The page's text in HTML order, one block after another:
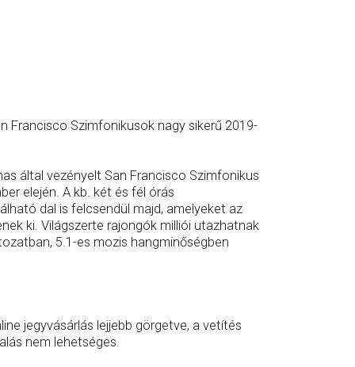
Francisco Szimfonikusok nagy sikerű 2019-
által vezényelt San Francisco Szimfonikus
elején. A kb. két és fél órás
dal is felcsendül majd, amelyeket az
ki. Világszerte rajongók milliói utazhatnak
5.1-es mozis hangminőségben
jegyvásárlás lejjebb görgetve, a vetítés
nem lehetséges.